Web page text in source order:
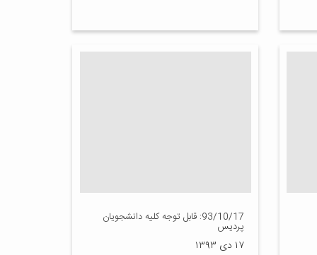
93/10/17: قابل توجه کلیه دانشجویان
پردیس
۱۷ دی ۱۳۹۳